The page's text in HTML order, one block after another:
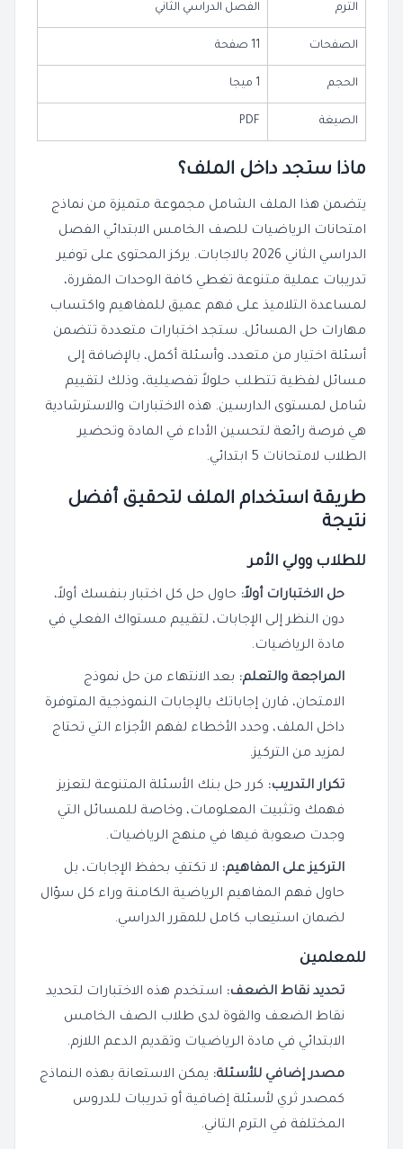
الترم الفصل الدراسي الثاني
الصفحات 11 صفحة
الحجم 1 ميجا
الصيغة PDF
ماذا ستجد داخل الملف؟
يتضمن هذا الملف الشامل مجموعة متميزة من نماذج
امتحانات الرياضيات للصف الخامس الابتدائي الفصل
الدراسي الثاني 2026 بالاجابات. يركز المحتوى على توفير
تدريبات عملية متنوعة تغطي كافة الوحدات المقررة،
لمساعدة التلاميذ على فهم عميق للمفاهيم واكتساب
مهارات حل المسائل. ستجد اختبارات متعددة تتضمن
أسئلة اختيار من متعدد، وأسئلة أكمل، بالإضافة إلى
مسائل لفظية تتطلب حلولاً تفصيلية، وذلك لتقييم
شامل لمستوى الدارسين. هذه الاختبارات والاسترشادية
هي فرصة رائعة لتحسين الأداء في المادة وتحضير
الطلاب لامتحانات 5 ابتدائي.
طريقة استخدام الملف لتحقيق أفضل
نتيجة
للطلاب وولي الأمر
حل الاختبارات أولاً: حاول حل كل اختبار بنفسك أولاً،
دون النظر إلى الإجابات، لتقييم مستواك الفعلي في
مادة الرياضيات.
المراجعة والتعلم: بعد الانتهاء من حل نموذج
الامتحان، قارن إجاباتك بالإجابات النموذجية المتوفرة
داخل الملف، وحدد الأخطاء لفهم الأجزاء التي تحتاج
لمزيد من التركيز.
تكرار التدريب: كرر حل بنك الأسئلة المتنوعة لتعزيز
فهمك وتثبيت المعلومات، وخاصة للمسائل التي
وجدت صعوبة فيها في منهج الرياضيات.
التركيز على المفاهيم: لا تكتفِ بحفظ الإجابات، بل
حاول فهم المفاهيم الرياضية الكامنة وراء كل سؤال
لضمان استيعاب كامل للمقرر الدراسي.
للمعلمين
تحديد نقاط الضعف: استخدم هذه الاختبارات لتحديد
نقاط الضعف والقوة لدى طلاب الصف الخامس
الابتدائي في مادة الرياضيات وتقديم الدعم اللازم.
مصدر إضافي للأسئلة: يمكن الاستعانة بهذه النماذج
كمصدر ثري لأسئلة إضافية أو تدريبات للدروس
المختلفة في الترم التاني.